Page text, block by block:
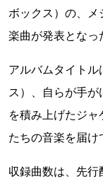
ボックス）の、
楽曲が発表となっ
アルバムタイトル
ス）、自らが手
を積み上げたジ
たちの音楽を届け
収録曲数は、先行